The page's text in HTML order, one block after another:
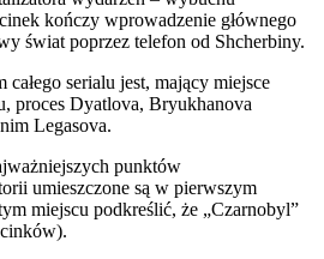
kończy wprowadzenie głównego
świat poprzez telefon od Shcherbiny.
serialu jest, mający miejsce
proces Dyatlova, Bryukhanova
Legasova.
punktów
umieszczone są w pierwszym
miejscu podkreślić, że „Czarnobyl”